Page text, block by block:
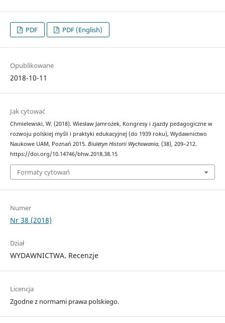
PDF PDF (English)
Opublikowane
2018-10-11
Jak cytować
Chmielewski, W. (2018). Wiesław Jamrożek, Kongresy i zjazdy pedagogiczne w
rozwoju polskiej myśli i praktyki edukacyjnej (do 1939 roku), Wydawnictwo
Naukowe UAM, Poznań 2015. Biuletyn Historii Wychowania, (38), 209–212.
https://doi.org/10.14746/bhw.2018.38.15
Formaty cytowań
Numer
Nr 38 (2018)
Dział
WYDAWNICTWA. Recenzje
Licencja
Zgodne z normami prawa polskiego.